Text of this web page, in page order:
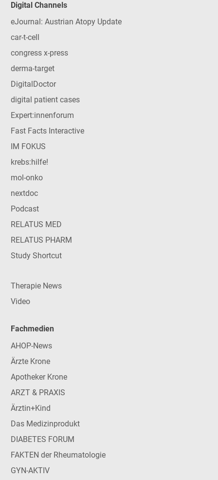
Digital Channels
eJournal: Austrian Atopy Update
car-t-cell
congress x-press
derma-target
DigitalDoctor
digital patient cases
Expert:innenforum
Fast Facts Interactive
IM FOKUS
krebs:hilfe!
mol-onko
nextdoc
Podcast
RELATUS MED
RELATUS PHARM
Study Shortcut
Therapie News
Video
Fachmedien
AHOP-News
Ärzte Krone
Apotheker Krone
ARZT & PRAXIS
Ärztin+Kind
Das Medizinprodukt
DIABETES FORUM
FAKTEN der Rheumatologie
GYN-AKTIV